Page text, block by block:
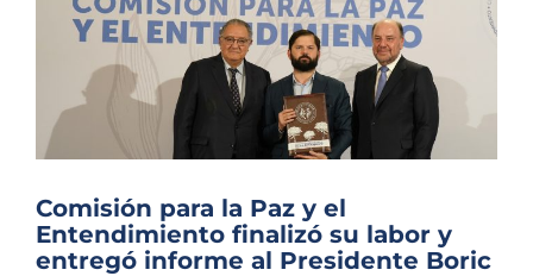
Comisión para la Paz y el
Entendimiento finalizó su labor y
entregó informe al Presidente Boric